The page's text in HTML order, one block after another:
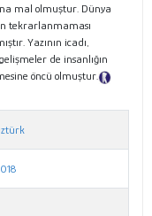
mal olmuştur. Dünya
tekrarlanmaması
Yazının icadı,
de insanlığın
öncü olmuştur.